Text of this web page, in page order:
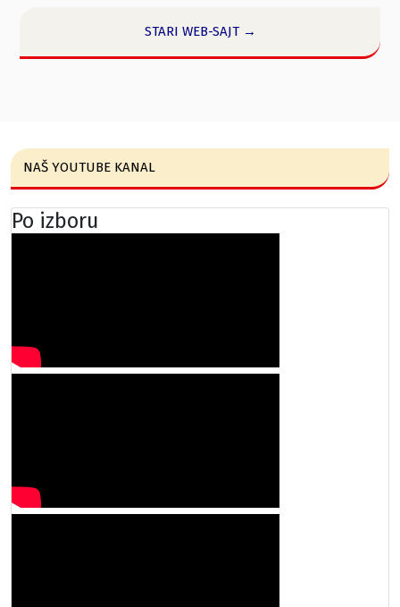
STARI WEB-SAJT →
NAŠ YOUTUBE KANAL
Po izboru